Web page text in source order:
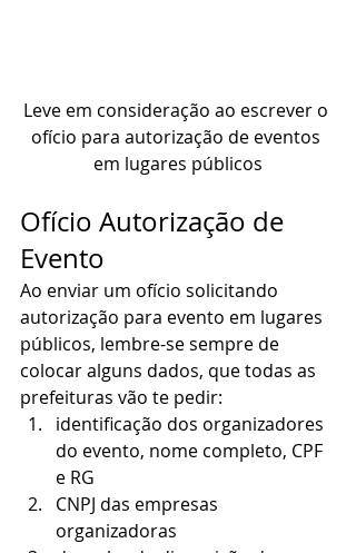
Leve em consideração ao escrever o
ofício para autorização de eventos
em lugares públicos
Ofício Autorização de
Evento
Ao enviar um ofício solicitando
autorização para evento em lugares
públicos, lembre-se sempre de
colocar alguns dados, que todas as
prefeituras vão te pedir:
identificação dos organizadores
do evento, nome completo, CPF
e RG
CNPJ das empresas
organizadoras